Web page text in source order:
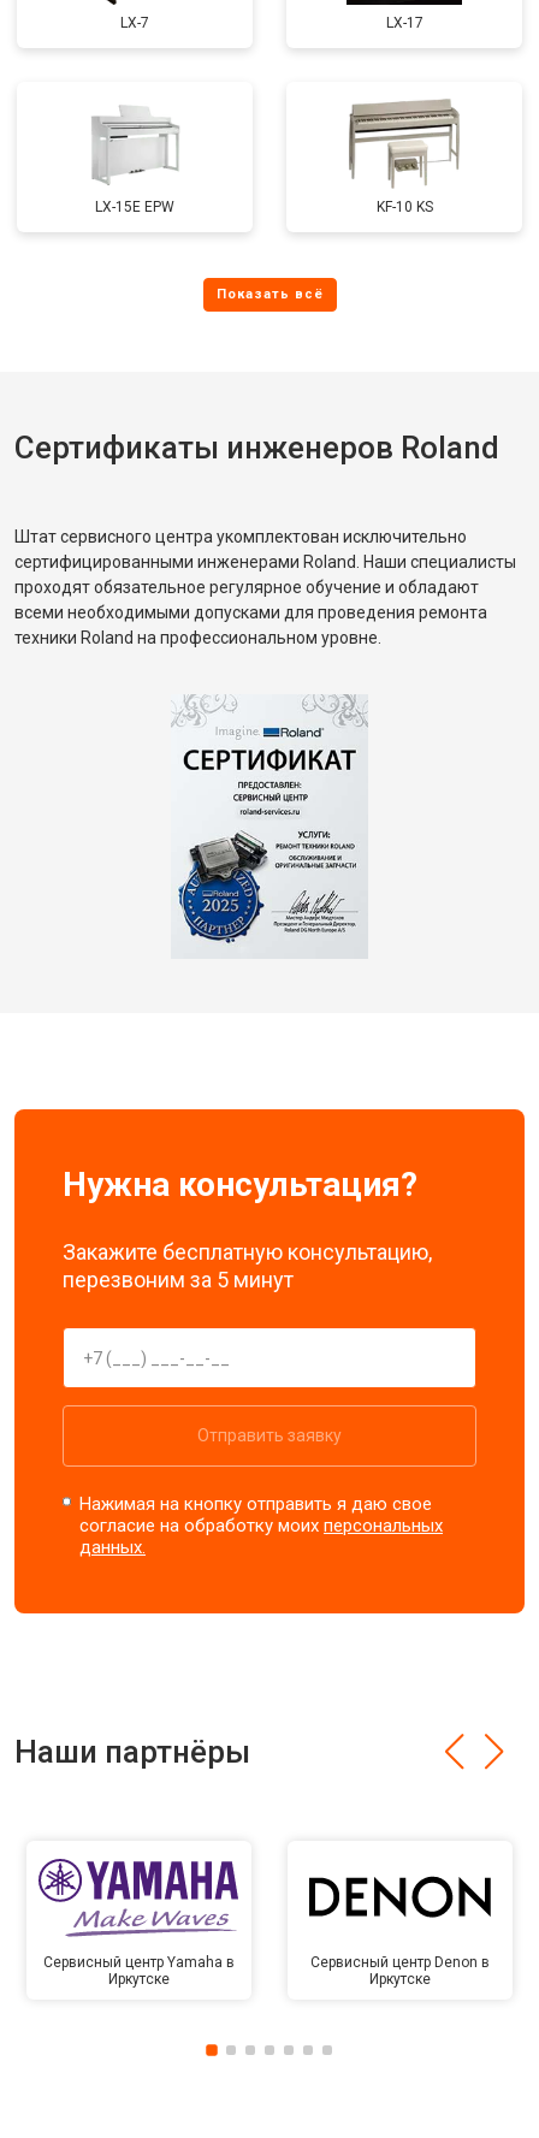
LX-7 LX-17
LX-15E EPW KF-10 KS
Сертификаты инженеров Roland
Штат сервисного центра укомплектован исключительно
сертифицированными инженерами Roland. Наши специалисты
проходят обязательное регулярное обучение и обладают
всеми необходимыми допусками для проведения ремонта
техники Roland на профессиональном уровне.
Нужна консультация?
Закажите бесплатную консультацию,
перезвоним за 5 минут
Отправить заявку
Нажимая на кнопку отправить я даю свое
согласие на обработку моихперсональных
данных.
Наши партнёры
Сервисный центр Yamaha в
Иркутске
Сервисный центр Denon в
Иркутске